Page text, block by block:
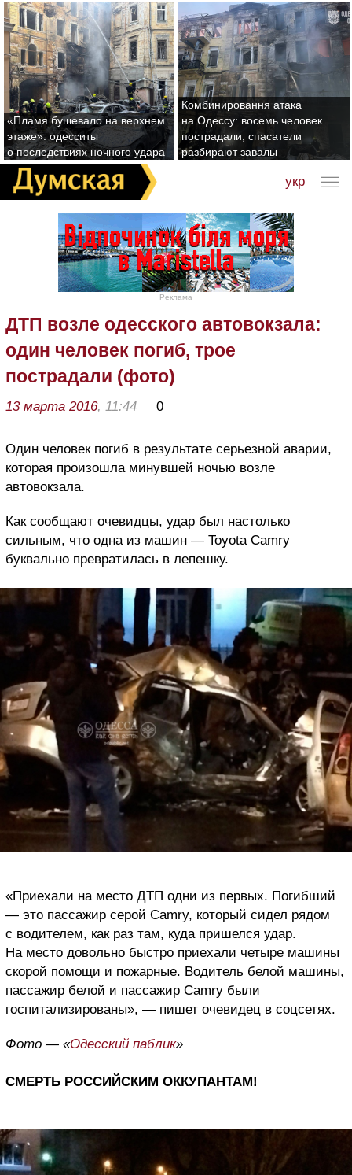
«Пламя бушевало на верхнем
этаже»: одесситы
о последствиях ночного удара
Комбинировання атака
на Одессу: восемь человек
пострадали, спасатели
разбирают завалы
укр
Реклама
ДТП возле одесского автовокзала:
один человек погиб, трое
пострадали (фото)
13 марта 2016, 11:44 0
Один человек погиб в результате серьезной аварии,
которая произошла минувшей ночью возле
автовокзала.
Как сообщают очевидцы, удар был настолько
сильным, что одна из машин — Toyota Camry
буквально превратилась в лепешку.
«Приехали на место ДТП одни из первых. Погибший
— это пассажир серой Camry, который сидел рядом
с водителем, как раз там, куда пришелся удар.
На место довольно быстро приехали четыре машины
скорой помощи и пожарные. Водитель белой машины,
пассажир белой и пассажир Camry были
госпитализированы», — пишет очевидец в соцсетях.
Фото — «Одесский паблик»
СМЕРТЬ РОССИЙСКИМ ОККУПАНТАМ!